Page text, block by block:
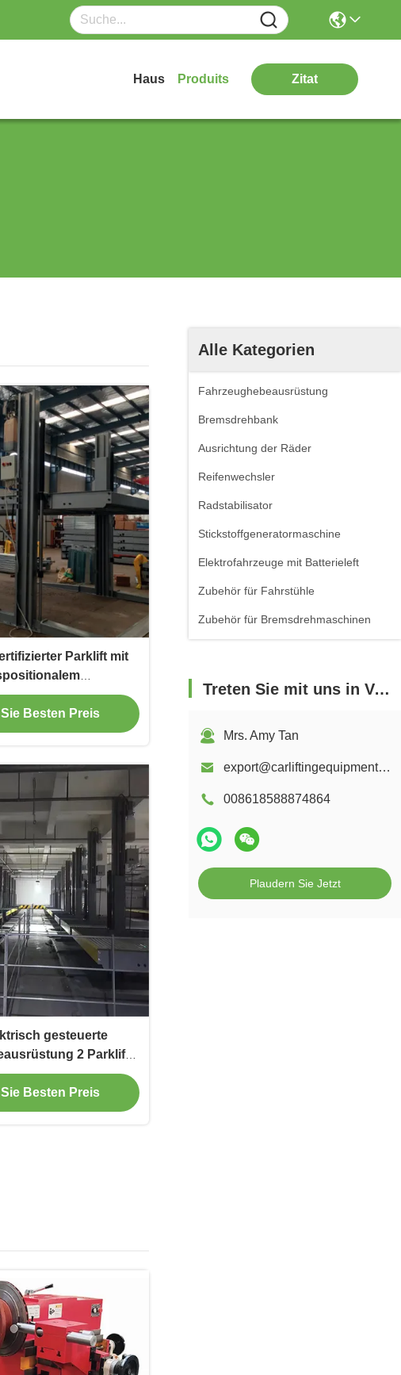
Haus Produits Zitat
Alle Kategorien
Fahrzeughebeausrüstung
Bremsdrehbank
Ausrichtung der Räder
Reifenwechsler
Radstabilisator
Stickstoffgeneratormaschine
Elektrofahrzeuge mit Batterieleft
Zubehör für Fahrstühle
Zubehör für Bremsdrehmaschinen
Treten Sie mit uns in Verbindung
Mrs. Amy Tan
export@carliftingequipments.com
008618588874864
Plaudern Sie Jetzt
Parklift mit
Besten Preis
gesteuerte
2 Parklift
Besten Preis